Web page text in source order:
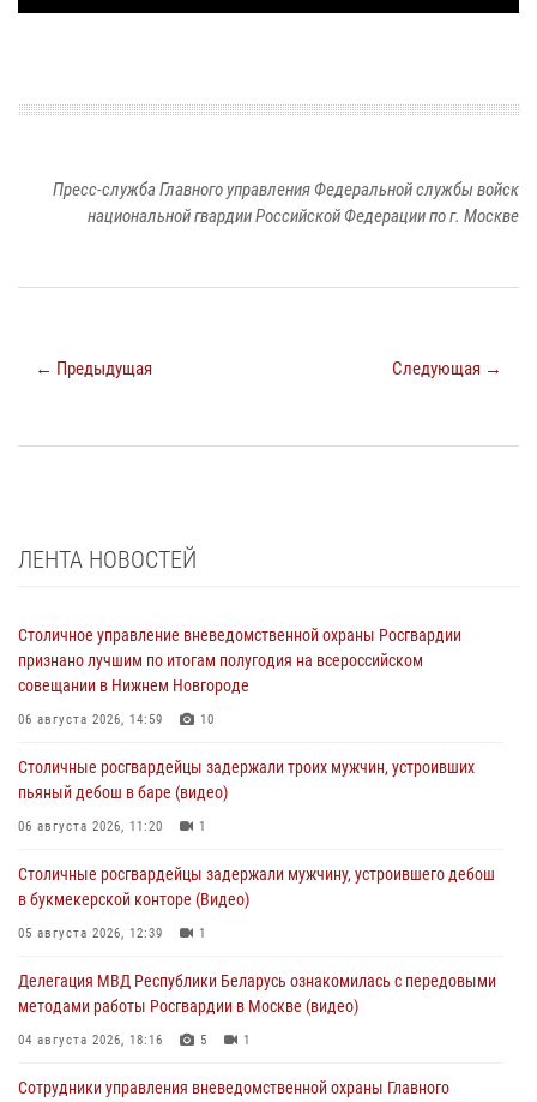
Пресс-служба Главного управления Федеральной службы войск
национальной гвардии Российской Федерации по г. Москве
← Предыдущая Следующая →
ЛЕНТА НОВОСТЕЙ
Столичное управление вневедомственной охраны Росгвардии
признано лучшим по итогам полугодия на всероссийском
совещании в Нижнем Новгороде
06 августа 2026, 14:59 10
Столичные росгвардейцы задержали троих мужчин, устроивших
пьяный дебош в баре (видео)
06 августа 2026, 11:20 1
Столичные росгвардейцы задержали мужчину, устроившего дебош
в букмекерской конторе (Видео)
05 августа 2026, 12:39 1
Делегация МВД Республики Беларусь ознакомилась с передовыми
методами работы Росгвардии в Москве (видео)
04 августа 2026, 18:16 5 1
Сотрудники управления вневедомственной охраны Главного